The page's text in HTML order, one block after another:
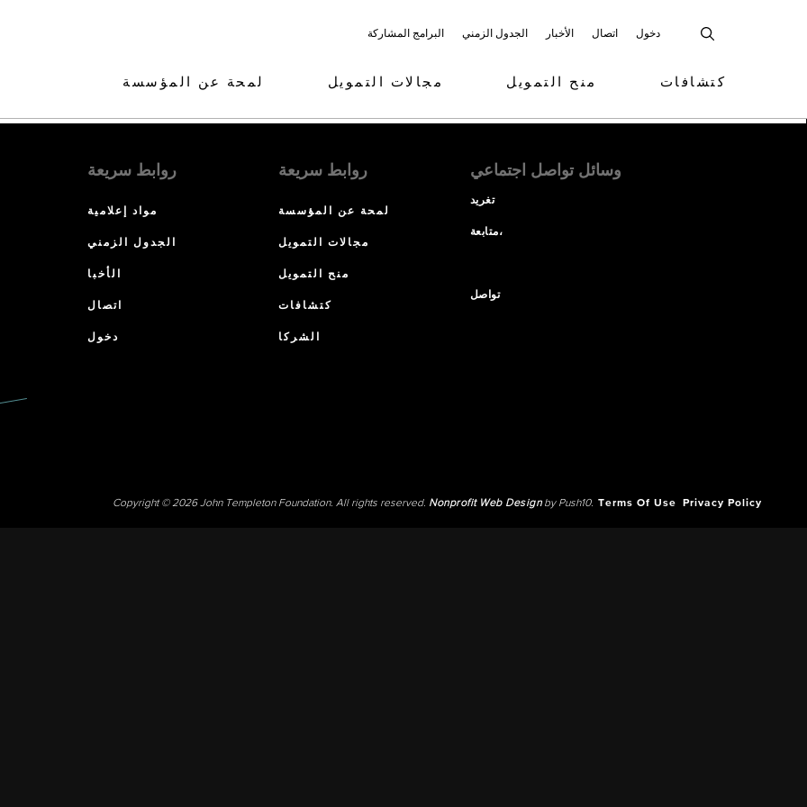
البرامج المشاركة الجدول الزمني الأخبار اتصال دخول
لمحة عن المؤسسة مجالات التمويل منح التمويل كتشافات
روابط سريعة
مواد إعلامية
الجدول الزمني
الأخبا
اتصال
دخول
روابط سريعة
لمحة عن المؤسسة
مجالات التمويل
منح التمويل
كتشافات
الشركا
وسائل تواصل اجتماعي
تغريد
متابعة،
تواصل
Copyright © 2026 John Templeton Foundation. All rights reserved. Nonprofit Web Designby Push10. Terms Of Use Privacy Policy